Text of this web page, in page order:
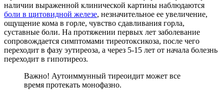
наличии выраженной клинической картины наблюдаются
боли в щитовидной железе, незначительное ее увеличение,
ощущение кома в горле, чувство сдавливания горла,
суставные боли. На протяжении первых лет заболевание
сопровождается симптомами тиреотоксикоза, после чего
переходит в фазу эутиреоза, а через 5-15 лет от начала болезнь
переходит в гипотиреоз.
Важно! Аутоиммунный тиреоидит может все
время протекать монофазно.